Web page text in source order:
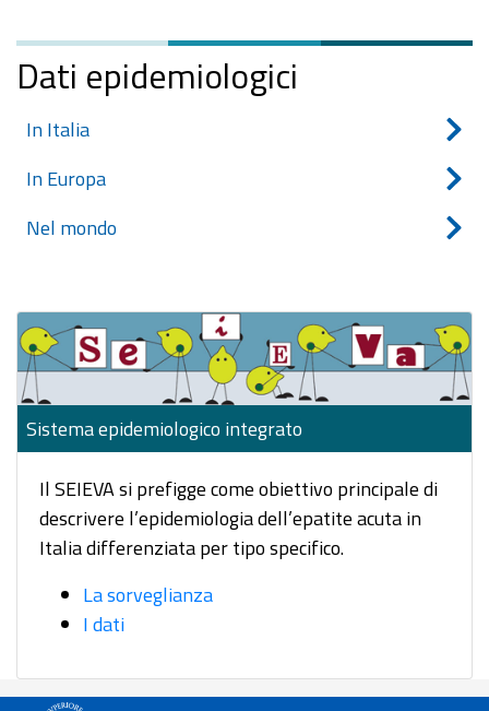
Dati epidemiologici
In Italia
In Europa
Nel mondo
Sistema epidemiologico integrato
Il SEIEVA si prefigge come obiettivo principale di
descrivere l’epidemiologia dell’epatite acuta in
Italia differenziata per tipo specifico.
La sorveglianza
I dati